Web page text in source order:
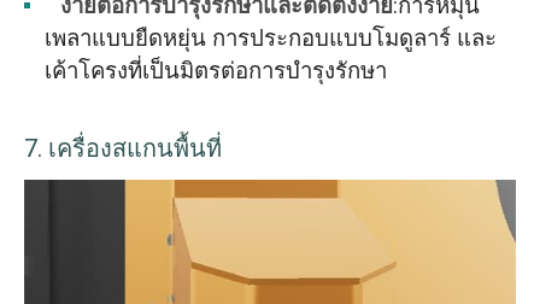
เพลาแบบยืดหยุ่น การประกอบแบบโมดูลาร์ และ
เค้าโครงที่เป็นมิตรต่อการบำรุงรักษา
7. เครื่องสแกนพื้นที่